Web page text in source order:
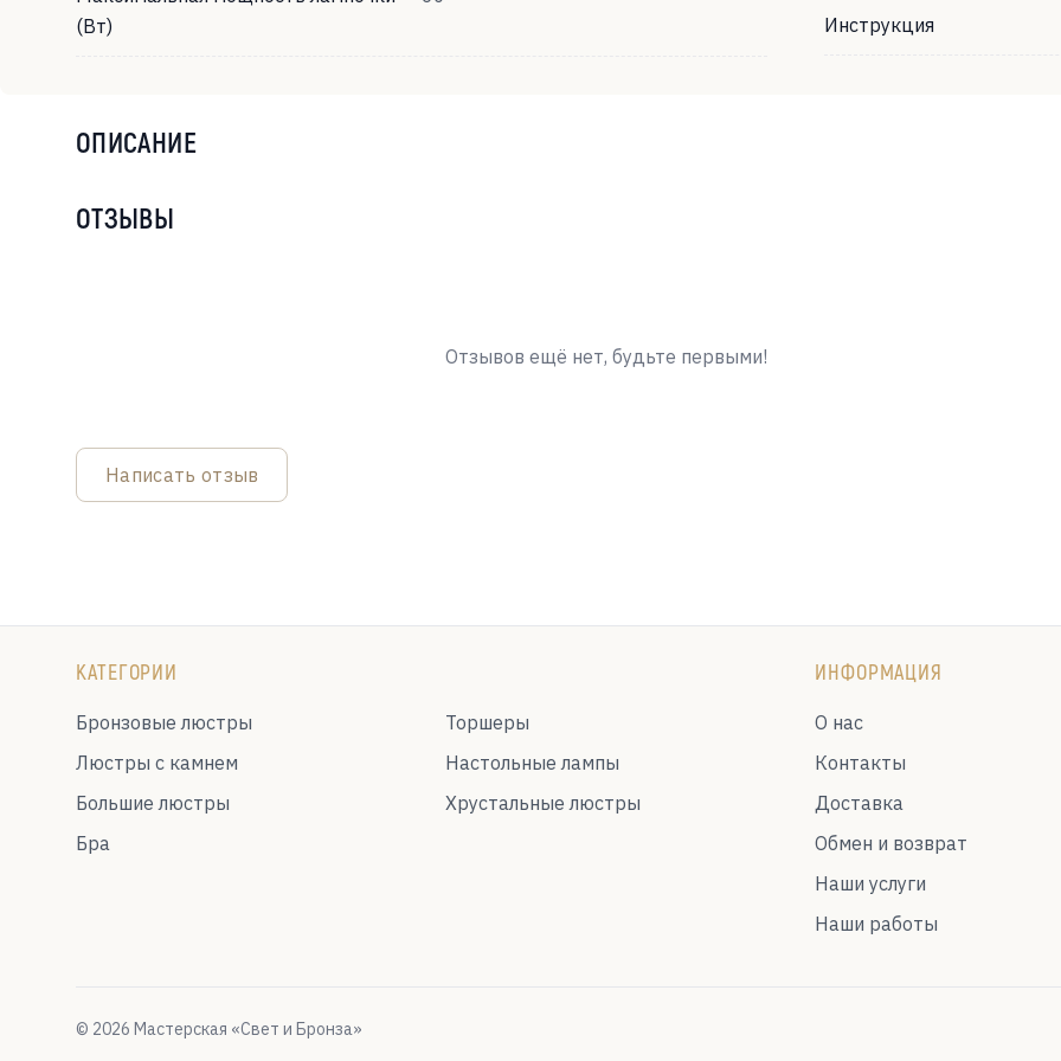
(Вт)
Инструкция
ОПИСАНИЕ
ОТЗЫВЫ
Отзывов ещё нет, будьте первыми!
Написать отзыв
КАТЕГОРИИ ИНФОРМАЦИЯ
Бронзовые люстры
Люстры с камнем
Большие люстры
Бра
Торшеры
Настольные лампы
Хрустальные люстры
О нас
Контакты
Доставка
Обмен и возврат
Наши услуги
Наши работы
© 2026 Мастерская «Свет и Бронза»